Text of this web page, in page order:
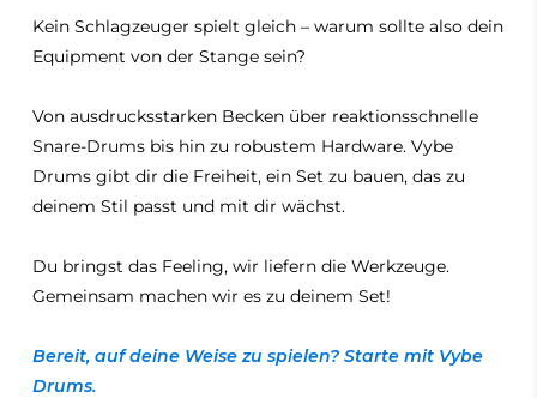
Kein Schlagzeuger spielt gleich – warum sollte also dein
Equipment von der Stange sein?
Von ausdrucksstarken Becken über reaktionsschnelle
Snare-Drums bis hin zu robustem Hardware. Vybe
Drums gibt dir die Freiheit, ein Set zu bauen, das zu
deinem Stil passt und mit dir wächst.
Du bringst das Feeling, wir liefern die Werkzeuge.
Gemeinsam machen wir es zu deinem Set!
Bereit, auf deine Weise zu spielen? Starte mit Vybe
Drums.